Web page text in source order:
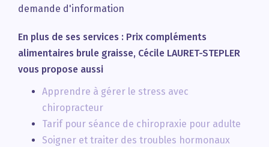
demande d'information
En plus de ses services : Prix compléments
alimentaires brule graisse, Cécile LAURET-STEPLER
vous propose aussi
Apprendre à gérer le stress avec
chiropracteur
Tarif pour séance de chiropraxie pour adulte
Soigner et traiter des troubles hormonaux